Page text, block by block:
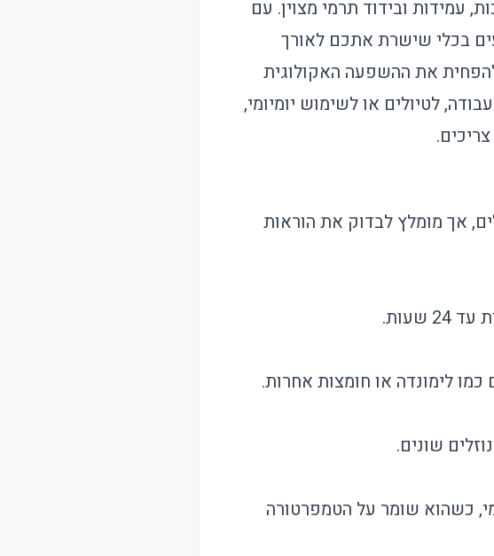
עמידות ובידוד תרמי מצוין. עם
בכלי שישרת אתכם לאורך
את ההשפעה האקולוגית
לטיולים או לשימוש יומיומי,
אך מומלץ לבדוק את הוראות
כמו לימונדה או חומצות אחרות.
שונים.
כשהוא שומר על הטמפרטורה